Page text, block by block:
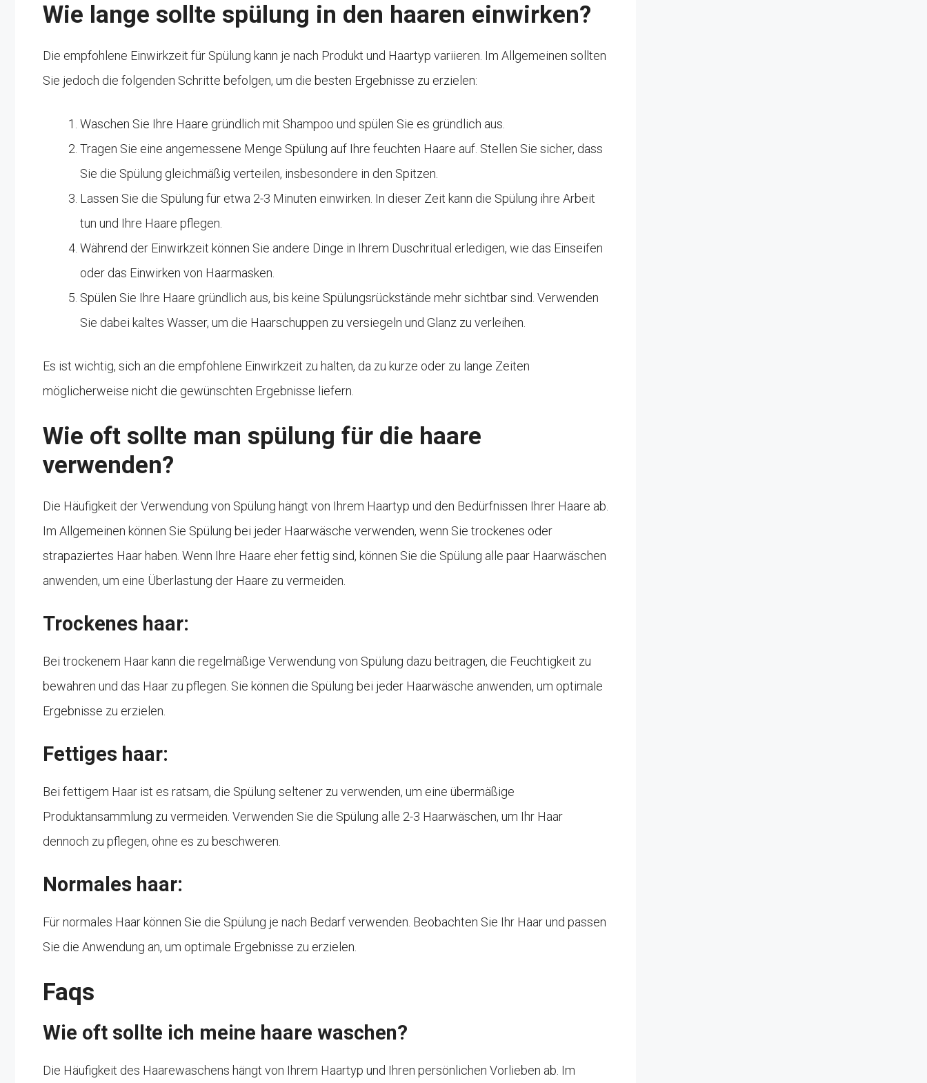
Wie lange sollte spülung in den haaren einwirken?
Die empfohlene Einwirkzeit für Spülung kann je nach Produkt und Haartyp variieren. Im Allgemeinen sollten
Sie jedoch die folgenden Schritte befolgen, um die besten Ergebnisse zu erzielen:
Waschen Sie Ihre Haare gründlich mit Shampoo und spülen Sie es gründlich aus.
Tragen Sie eine angemessene Menge Spülung auf Ihre feuchten Haare auf. Stellen Sie sicher, dass
Sie die Spülung gleichmäßig verteilen, insbesondere in den Spitzen.
Lassen Sie die Spülung für etwa 2-3 Minuten einwirken. In dieser Zeit kann die Spülung ihre Arbeit
tun und Ihre Haare pflegen.
Während der Einwirkzeit können Sie andere Dinge in Ihrem Duschritual erledigen, wie das Einseifen
oder das Einwirken von Haarmasken.
Spülen Sie Ihre Haare gründlich aus, bis keine Spülungsrückstände mehr sichtbar sind. Verwenden
Sie dabei kaltes Wasser, um die Haarschuppen zu versiegeln und Glanz zu verleihen.
Es ist wichtig, sich an die empfohlene Einwirkzeit zu halten, da zu kurze oder zu lange Zeiten
möglicherweise nicht die gewünschten Ergebnisse liefern.
Wie oft sollte man spülung für die haare
verwenden?
Die Häufigkeit der Verwendung von Spülung hängt von Ihrem Haartyp und den Bedürfnissen Ihrer Haare ab.
Im Allgemeinen können Sie Spülung bei jeder Haarwäsche verwenden, wenn Sie trockenes oder
strapaziertes Haar haben. Wenn Ihre Haare eher fettig sind, können Sie die Spülung alle paar Haarwäschen
anwenden, um eine Überlastung der Haare zu vermeiden.
Trockenes haar:
Bei trockenem Haar kann die regelmäßige Verwendung von Spülung dazu beitragen, die Feuchtigkeit zu
bewahren und das Haar zu pflegen. Sie können die Spülung bei jeder Haarwäsche anwenden, um optimale
Ergebnisse zu erzielen.
Fettiges haar:
Bei fettigem Haar ist es ratsam, die Spülung seltener zu verwenden, um eine übermäßige
Produktansammlung zu vermeiden. Verwenden Sie die Spülung alle 2-3 Haarwäschen, um Ihr Haar
dennoch zu pflegen, ohne es zu beschweren.
Normales haar:
Für normales Haar können Sie die Spülung je nach Bedarf verwenden. Beobachten Sie Ihr Haar und passen
Sie die Anwendung an, um optimale Ergebnisse zu erzielen.
Faqs
Wie oft sollte ich meine haare waschen?
Die Häufigkeit des Haarewaschens hängt von Ihrem Haartyp und Ihren persönlichen Vorlieben ab. Im